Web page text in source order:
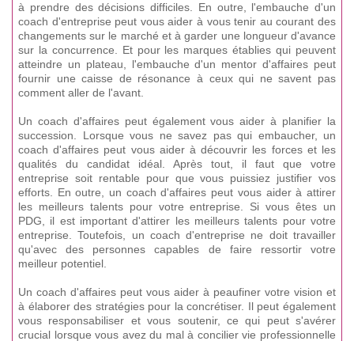
à prendre des décisions difficiles. En outre, l'embauche d'un
coach d'entreprise peut vous aider à vous tenir au courant des
changements sur le marché et à garder une longueur d'avance
sur la concurrence. Et pour les marques établies qui peuvent
atteindre un plateau, l'embauche d'un mentor d'affaires peut
fournir une caisse de résonance à ceux qui ne savent pas
comment aller de l'avant.
Un coach d'affaires peut également vous aider à planifier la
succession. Lorsque vous ne savez pas qui embaucher, un
coach d'affaires peut vous aider à découvrir les forces et les
qualités du candidat idéal. Après tout, il faut que votre
entreprise soit rentable pour que vous puissiez justifier vos
efforts. En outre, un coach d'affaires peut vous aider à attirer
les meilleurs talents pour votre entreprise. Si vous êtes un
PDG, il est important d'attirer les meilleurs talents pour votre
entreprise. Toutefois, un coach d'entreprise ne doit travailler
qu'avec des personnes capables de faire ressortir votre
meilleur potentiel.
Un coach d'affaires peut vous aider à peaufiner votre vision et
à élaborer des stratégies pour la concrétiser. Il peut également
vous responsabiliser et vous soutenir, ce qui peut s'avérer
crucial lorsque vous avez du mal à concilier vie professionnelle